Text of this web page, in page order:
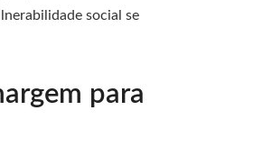
social se
para